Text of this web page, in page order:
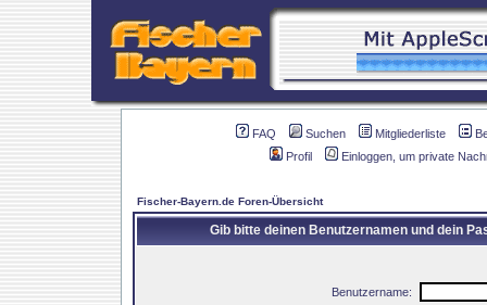
FAQ Suchen Mitgliederliste
Profil
Einloggen, um private
Fischer-Bayern.de Foren-Übersicht
Gib bitte deinen Benutzernamen und dein
Benutzername: